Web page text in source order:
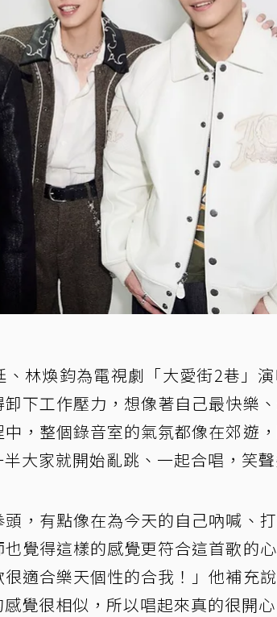
林煥鈞為電視劇「大愛街2巷」
下工作壓力，想像著自己最快樂
，整個錄音室的氣氛都像在郊遊
大家就開始亂跳、一起合唱，笑聲
，有點像在為今天的自己吶喊、
覺得這樣的感覺更符合這首歌的
適合樂天個性的合我！」他補充
覺很相似，所以唱起來真的很開心